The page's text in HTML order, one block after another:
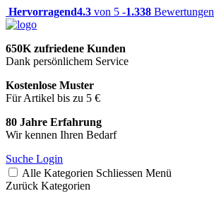
Hervorragend4.3 von 5 -1.338 Bewertungen
650K zufriedene Kunden
Dank persönlichem Service
Kostenlose Muster
Für Artikel bis zu 5 €
80 Jahre Erfahrung
Wir kennen Ihren Bedarf
Suche Login
Alle Kategorien Schliessen Menü
Zurück Kategorien